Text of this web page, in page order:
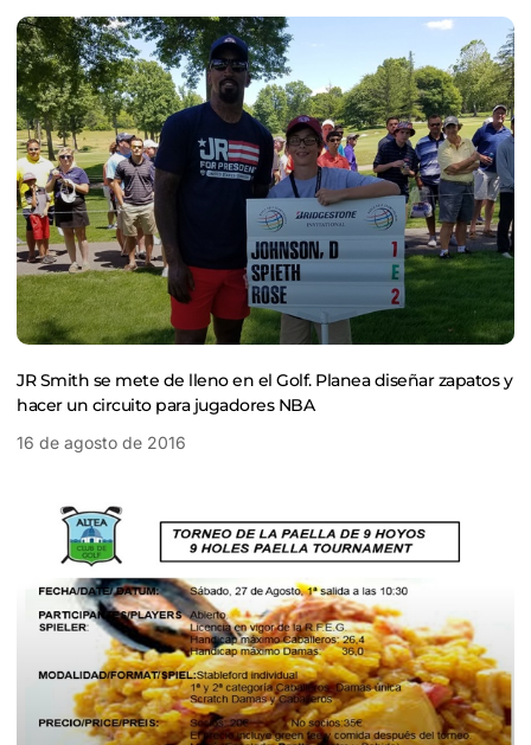
JR Smith se mete de lleno en el Golf. Planea diseñar zapatos y
hacer un circuito para jugadores NBA
16 de agosto de 2016